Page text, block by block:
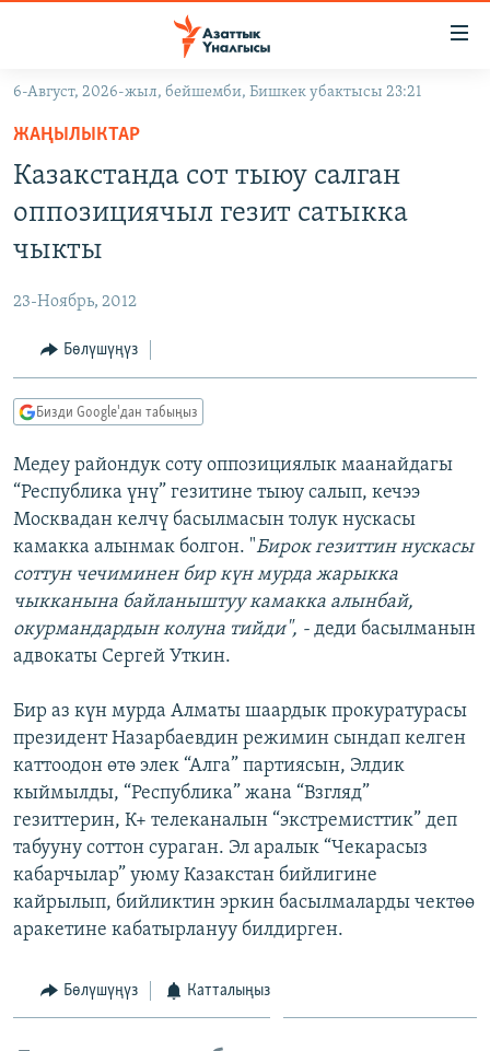
Навигацияга
өтүңүз
Издөөгө
салыңыз
МАДАНИЯТ
ТВ ПРОГРАММАЛАР
БҮГҮН АЗАТТЫКТА
ДАНИСТЕ
АЗАТТЫК+
ЫҢГАЙСЫЗ СУРООЛОР
ПОДКАСТ
ОНЛАЙН ШЕРИНЕ
ЭЕ/АРнун бардык сайттары
6-Август, 2026-жыл, бейшемби, Бишкек убактысы 23:21
ЖАҢЫЛЫКТАР
Казакстанда сот тыюу салган
оппозициячыл гезит сатыкка
чыкты
23-Ноябрь, 2012
Бөлүшүңүз
Бизди Google'дан табыңыз
Медеу райондук соту оппозициялык маанайдагы
“Республика үнү” гезитине тыюу салып, кечээ
Москвадан келчү басылмасын толук нускасы
камакка алынмак болгон. "Бирок гезиттин нускасы
соттун чечиминен бир күн мурда жарыкка
чыкканына байланыштуу камакка алынбай,
окурмандардын колуна тийди", - деди басылманын
адвокаты Сергей Уткин.
Бир аз күн мурда Алматы шаардык прокуратурасы
президент Назарбаевдин режимин сындап келген
каттоодон өтө элек “Алга” партиясын, Элдик
кыймылды, “Республика” жана “Взгляд”
гезиттерин, К+ телеканалын “экстремисттик” деп
табууну соттон сураган. Эл аралык “Чекарасыз
кабарчылар” уюму Казакстан бийлигине
кайрылып, бийликтин эркин басылмаларды чектөө
аракетине кабатырлануу билдирген.
Бөлүшүңүз Катталыңыз